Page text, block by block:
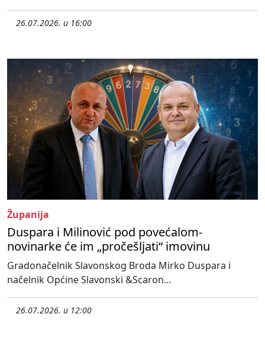
26.07.2026. u 16:00
Županija
Duspara i Milinović pod povećalom-
novinarke će im „pročešljati“ imovinu
Gradonačelnik Slavonskog Broda Mirko Duspara i
načelnik Općine Slavonski &Scaron...
26.07.2026. u 12:00